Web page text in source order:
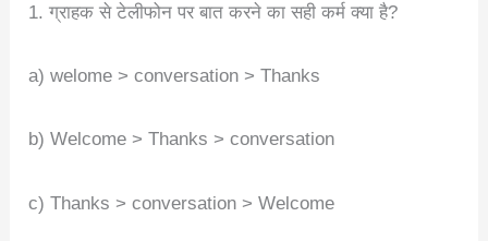
1. ग्राहक से टेलीफोन पर बात करने का सही कर्म क्या है?
a) welome > conversation > Thanks
b) Welcome > Thanks > conversation
c) Thanks > conversation > Welcome